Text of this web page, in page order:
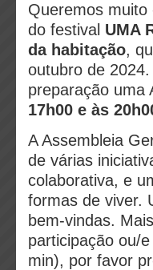
Queremos
do festival UMA
da habitação,
outubro de
preparação uma
17h00 e às
A Assembleia
de várias
colaborativa, e
formas de viver.
bem-vindas.
participação ou/
min), por favor